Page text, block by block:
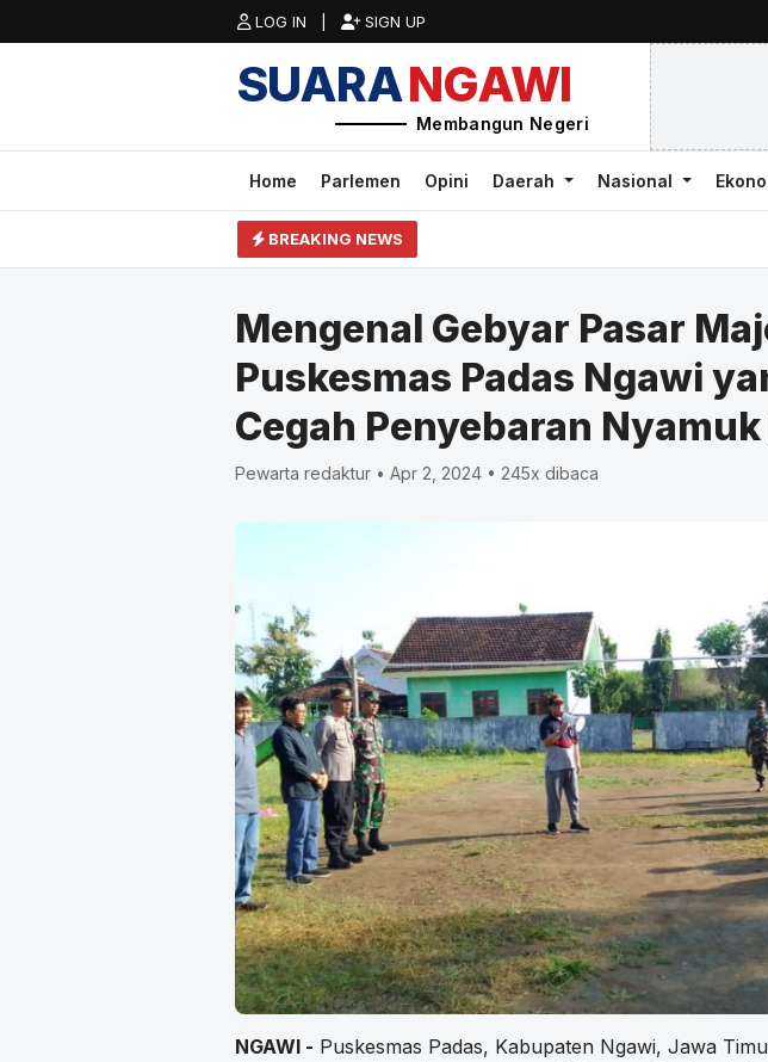
LOG IN | SIGN UP
SUARANGAWI
Membangun Negeri
Home Parlemen Opini Daerah Nasional
BREAKING NEWS
Mengenal Gebyar Pasar
Puskesmas Padas Ngawi
Cegah Penyebaran Nyamuk
Pewarta redaktur • Apr 2, 2024 • 245x dibaca
NGAWI - Puskesmas Padas, Kabupaten Ngawi, Jawa